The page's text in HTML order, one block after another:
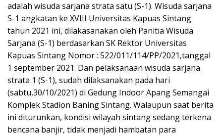
adalah wisuda sarjana strata satu (S-1). Wisuda sarjana
S-1 angkatan ke XVIII Universitas Kapuas Sintang
tahun 2021 ini, dilakasanakan oleh Panitia Wisuda
Sarjana (S-1) berdasarkan SK Rektor Universitas
Kapuas Sintang Nomor : 522/011/114/PP/2021,tanggal
1 september 2021. Dan pelaksanaan wisuda sarjana
strata 1 (S-1), sudah dilaksanakan pada hari
(sabtu,30/10/2021) di Gedung Indoor Apang Semangai
Komplek Stadion Baning Sintang. Walaupun saat berita
ini diturunkan, kondisi wilayah sintang sedang terkena
bencana banjir, tidak menjadi hambatan para